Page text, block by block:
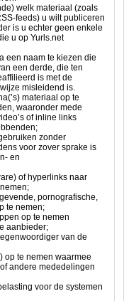
welk materiaal (zoals
feeds) u wilt publiceren
is u echter geen enkele
u op Yurls.net
een naam te kiezen die
een derde, die ten
is met de
misleidend is.
materiaal op te
waaronder mede
of inline links
zonder
voor zover sprake is
en
of hyperlinks naar
pornografische,
te nemen;
op te nemen
aanbieder;
van de
op te nemen waarmee
andere mededelingen
voor de systemen